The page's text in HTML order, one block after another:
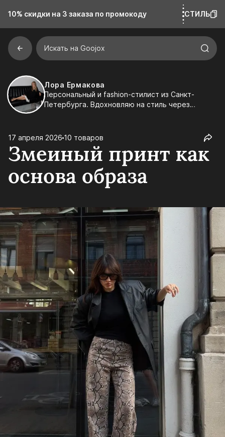
10% скидки на 3 заказа по промокоду СТИЛЬ
Искать на Goojox
Лора Ермакова
Персональный и fashion-стилист из Санкт-
Петербурга. Вдохновляю на стиль через
реальную жизнь и подчеркивают ваш характер.
17 апреля 2026 10 товаров
Змеиный принт как
основа образа